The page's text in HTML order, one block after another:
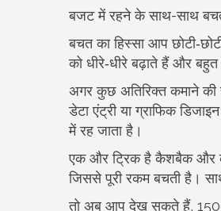
बजट में रहने के साथ-साथ
बचत का हिस्सा आप
को धीरे‑धीरे बढ़ाते हैं और
अगर कुछ अतिरिक्त कमाने की
डेटा एंट्री या ग्राफिक
में रह जाता है।
एक और ट्रिक है कैशबैक और
जिससे पूरी रकम बचती है।
तो अब आप देख सकते हैं, 1500